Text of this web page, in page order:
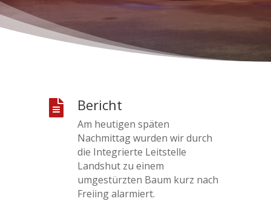
 Bericht
Am heutigen späten
Nachmittag wurden wir durch
die Integrierte Leitstelle
Landshut zu einem
umgestürzten Baum kurz nach
Freiing alarmiert.